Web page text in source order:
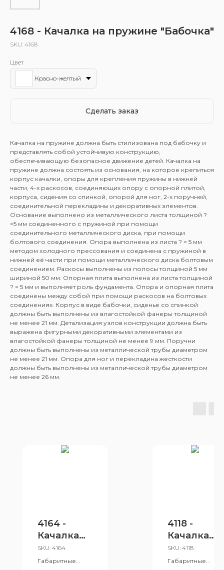
4168 - Качалка на пружине "Бабочка"
SKU: 4168
Цвет
Красно-желтый
Сделать заказ
Качалка на пружине должна быть стилизована под бабочку и
представлять собой устойчивую конструкцию,
обеспечивающую безопасное движение детей. Качалка на
пружине должна состоять из основания, на которое крепиться
корпус качалки, опоры для крепления пружины в нижней
части, 4-х раскосов, соединяющих опору с опорной плитой,
корпуса, сидения со спинкой, опорой для ног, 2-х поручней,
соединительной перекладины и декоративных элементов.
Основание выполнено из металлического листа толщиной ?
=5 мм соединенного с пружиной при помощи
соединительного металлического диска, при помощи
болтового соединения. Опора выполнена из листа ? = 5 мм
методом холодного прессования и соединена с пружиной в
нижней её части при помощи металлического диска болтовым
соединением. Раскосы выполнены из полосы толщиной 5 мм
шириной 50 мм. Опорная плита выполнена из листа толщиной
? = 5 мм и выполняет роль фундамента. Опора и опорная плита
соединены между собой при помощи раскосов на болтовых
соединениях. Корпус в виде бабочки, сиденье со спинкой
должны быть выполнены из влагостойкой фанеры толщиной
не менее 21 мм. Детализация узлов конструкции должна быть
выражена фигурными декоративными элементами из
влагостойкой фанеры толщиной не менее 9 мм. Поручни
должны быть выполнены из металлической трубы диаметром
не менее 21 мм. Опора для ног и перекладина жесткости
должны быть выполнены из металлической трубы диаметром
не менее 26 мм.
4164 -
Качалка
на
пружине
SKU: 4164
Габаритные
4118 -
Качалка
на
пружине
SKU: 4118
Габаритные